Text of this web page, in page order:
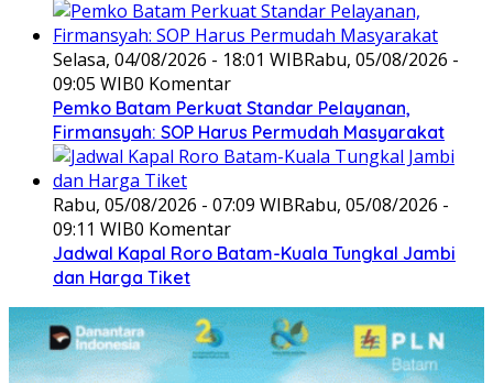
Selasa, 04/08/2026 - 18:01 WIBRabu, 05/08/2026 -
09:05 WIB0 Komentar
Pemko Batam Perkuat Standar Pelayanan,
Firmansyah: SOP Harus Permudah Masyarakat
Rabu, 05/08/2026 - 07:09 WIBRabu, 05/08/2026 -
09:11 WIB0 Komentar
Jadwal Kapal Roro Batam-Kuala Tungkal Jambi
dan Harga Tiket